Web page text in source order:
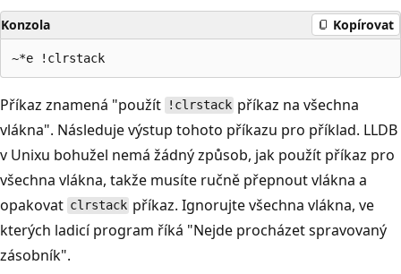
Konzola Kopírovat
Příkaz znamená "použít !clrstack příkaz na všechna
vlákna". Následuje výstup tohoto příkazu pro příklad. LLDB
v Unixu bohužel nemá žádný způsob, jak použít příkaz pro
všechna vlákna, takže musíte ručně přepnout vlákna a
opakovat clrstack příkaz. Ignorujte všechna vlákna, ve
kterých ladicí program říká "Nejde procházet spravovaný
zásobník".